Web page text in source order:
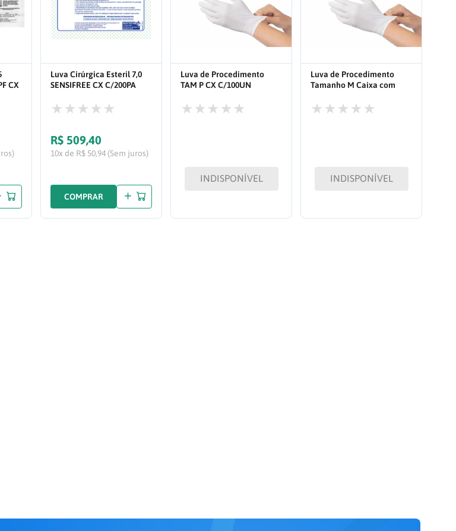
CX
Luva Cirúrgica Esteril 7,0
SENSIFREE CX C/200PA
R$ 509,40
10x de R$ 50,94 (Sem juros)
COMPRAR
Luva de Procedimento
TAM P CX C/100UN
INDISPONÍVEL
Luva de Procedimento
Tamanho M Caixa com
INDISPONÍVEL